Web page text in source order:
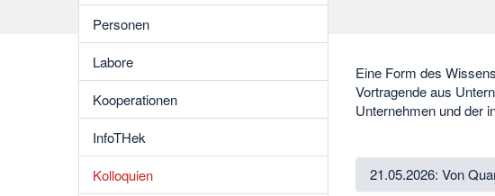
Personen
Labore
Kooperationen
InfoTHek
Kolloquien
Eine Form des
Vortragende aus
Unternehmen und der
21.05.2026: Von